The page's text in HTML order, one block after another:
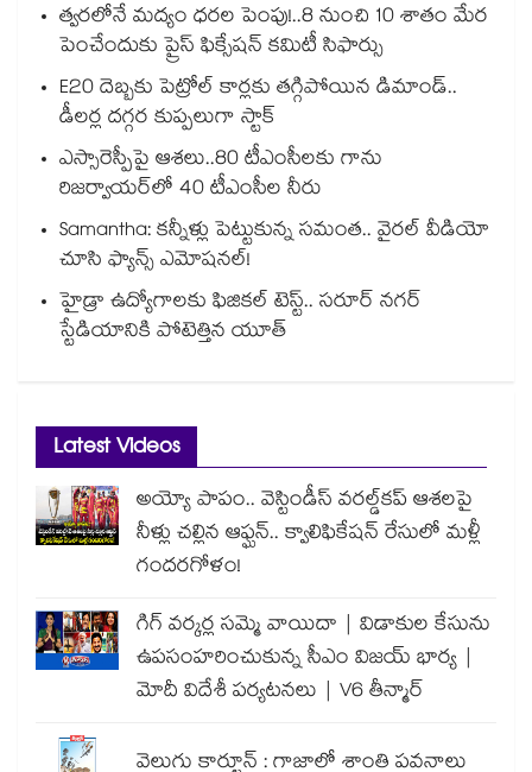
త్వరలోనే మద్యం ధ‌‌ర‌‌ల పెంపు!..8 నుంచి 10 శాతం మేర
పెంచేందుకు ప్రైస్ ఫిక్సేష‌‌న్ క‌‌మిటీ సిఫార్సు
E20 దెబ్బకు పెట్రోల్ కార్లకు తగ్గిపోయిన డిమాండ్..
డీలర్ల దగ్గర కుప్పలుగా స్టాక్
ఎస్సారెస్పీపై ఆశలు..80 టీఎంసీలకు గాను
రిజర్వాయర్‌‌‌‌‌‌‌‌‌‌‌‌‌‌‌‌లో 40 టీఎంసీల నీరు
Samantha: కన్నీళ్లు పెట్టుకున్న సమంత.. వైరల్ వీడియో
చూసి ఫ్యాన్స్ ఎమోషనల్!
హైడ్రా ఉద్యోగాలకు ఫిజికల్ టెస్ట్.. సరూర్ నగర్
స్టేడియానికి పోటెత్తిన యూత్
Latest Videos
అయ్యో పాపం.. వెస్టిండీస్ వరల్డ్‌కప్ ఆశలపై
నీళ్లు చల్లిన ఆఫ్ఘన్.. క్వాలిఫికేషన్ రేసులో మళ్లీ
గందరగోళం!
గిగ్ వర్కర్ల సమ్మె వాయిదా | విడాకుల కేసును
ఉపసంహరించుకున్న సీఎం విజయ్ భార్య |
మోదీ విదేశీ పర్యటనలు | V6 తీన్మార్
వెలుగు కార్టూన్ : గాజాలో శాంతి పవనాలు